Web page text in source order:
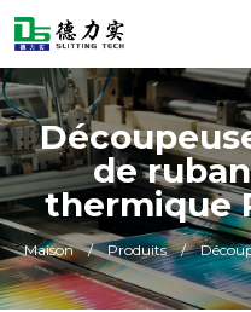
de
thermique
Maison / Produits /